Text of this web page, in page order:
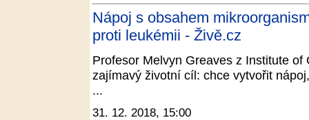
Nápoj s obsahem
proti leukémii - Živě.cz
Profesor Melvyn Greaves z Institute
zajímavý životní cíl: chce vytvořit
...
31. 12. 2018, 15:00